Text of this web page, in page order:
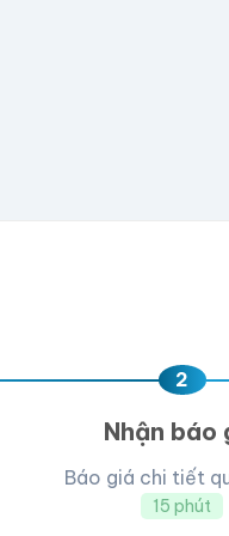
2
Nhận báo
Báo giá chi tiết
15 phút